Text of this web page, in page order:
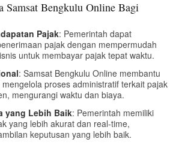
Samsat Bengkulu Online Bagi
Pajak: Pemerintah dapat
pajak dengan mempermudah
untuk membayar pajak tepat waktu.
: Samsat Bengkulu Online membantu
proses administratif terkait pajak
mengurangi waktu dan biaya.
yang Lebih Baik: Pemerintah memiliki
yang lebih akurat dan real-time,
keputusan yang lebih baik.